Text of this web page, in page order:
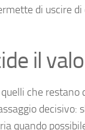
di uscire
il
che restano
decisivo:
quando